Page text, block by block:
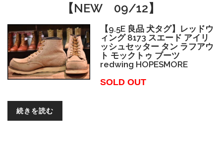
【NEW 09/12】
【9.5E 良品 犬タグ】レッドウ
ィング 8173 スエード アイリ
ッシュセッター タン ラフアウ
ト モックトゥ ブーツ
redwing HOPESMORE
SOLD OUT
続きを読む